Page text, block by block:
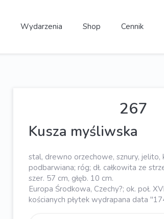
Wydarzenia Shop Cennik
267
Kusza myśliwska
stal, drewno orzechowe, sznury, jelito,
podbarwiana; róg; dł. całkowita ze
szer. 57 cm, głęb. 10 cm.
Europa Środkowa, Czechy?; ok. poł.
kościanych płytek wydrapana data